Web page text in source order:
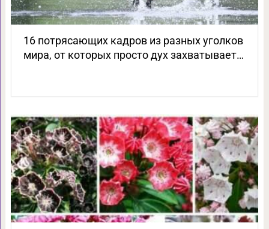
16 потрясающих кадров из разных уголков
мира, от которых просто дух захватывает…